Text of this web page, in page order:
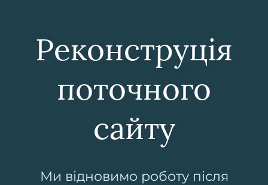
Реконструція
поточного
сайту
Ми відновимо роботу після